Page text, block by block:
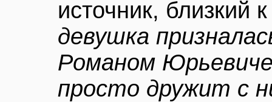
источник, близкий
девушка
Романом
просто дружит с